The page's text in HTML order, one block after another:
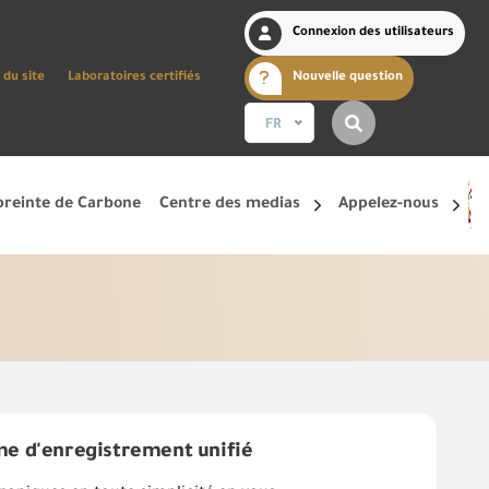
du site Laboratoires certifiés
Connexion des utilisateurs
Nouvelle question
FR
de Carbone Centre des medias Appelez-nous
d'enregistrement unifié